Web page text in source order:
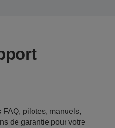
pilotes, manuels,
de garantie pour votre